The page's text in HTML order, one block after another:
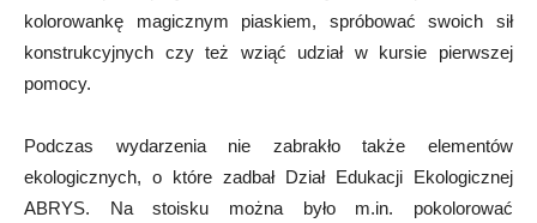
kolorowankę magicznym piaskiem, spróbować swoich sił
konstrukcyjnych czy też wziąć udział w kursie pierwszej
pomocy.
Podczas wydarzenia nie zabrakło także elementów
ekologicznych, o które zadbał Dział Edukacji Ekologicznej
ABRYS. Na stoisku można było m.in. pokolorować